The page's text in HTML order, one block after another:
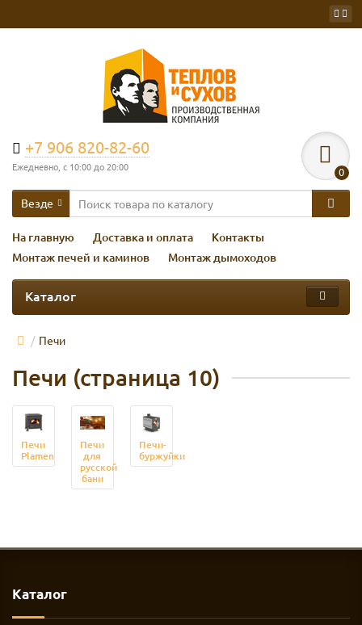
+7 906 820-82-60
Ежедневно, с 10:00 до 20:00 0
Везде
На главную Доставка и оплата
Контакты
Монтаж печей и каминов
Монтаж дымоходов
Каталог
Печи
Печи (страница 10)
Печи
Plamen
Печи
для
русской
бани
Печи-
буржуйки
Каталог